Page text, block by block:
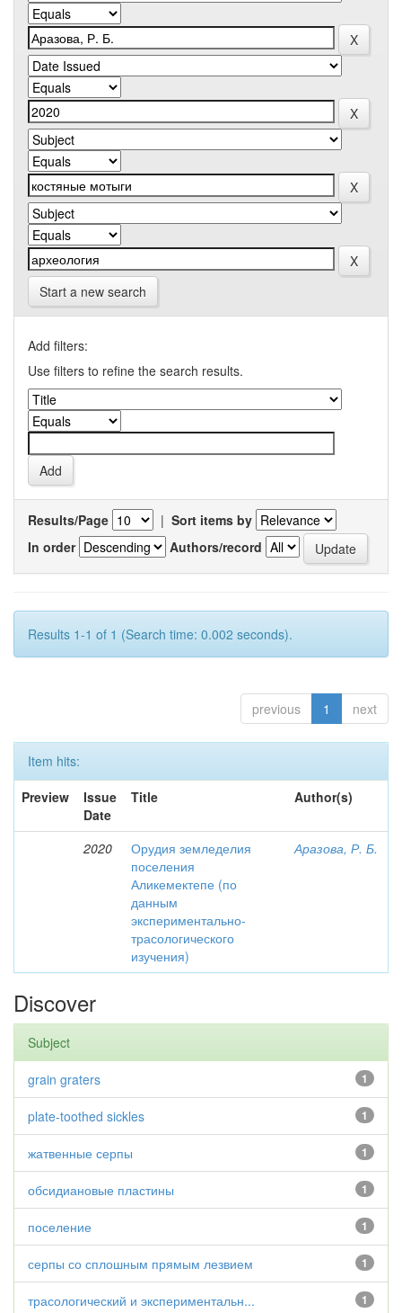
Start a new search
Add filters:
Use filters to refine the search results.
Results/Page | Sort items by
In order
Authors/record
Results 1-1 of 1 (Search time: 0.002 seconds).
previous 1 next
Item hits:
Preview
Issue
Date
Title Author(s)
2020
Орудия земледелия
поселения
Аликемектепе (по
данным
экспериментально-
трасологического
изучения)
Аразова, Р. Б.
Discover
Subject
1
grain graters
1
plate-toothed sickles
1
жатвенные серпы
1
обсидиановые пластины
1
поселение
1
серпы со сплошным прямым лезвием
1
трасологический и экспериментальн...